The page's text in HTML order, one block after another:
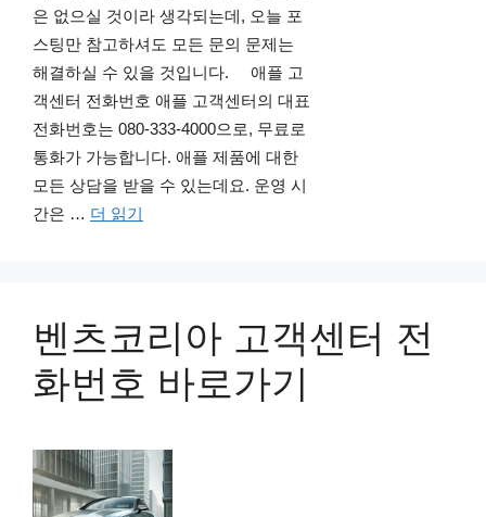
은 없으실 것이라 생각되는데, 오늘 포
스팅만 참고하셔도 모든 문의 문제는
해결하실 수 있을 것입니다. 애플 고
객센터 전화번호 애플 고객센터의 대표
전화번호는 080-333-4000으로, 무료로
통화가 가능합니다. 애플 제품에 대한
모든 상담을 받을 수 있는데요. 운영 시
간은 … 더 읽기
벤츠코리아 고객센터 전
화번호 바로가기